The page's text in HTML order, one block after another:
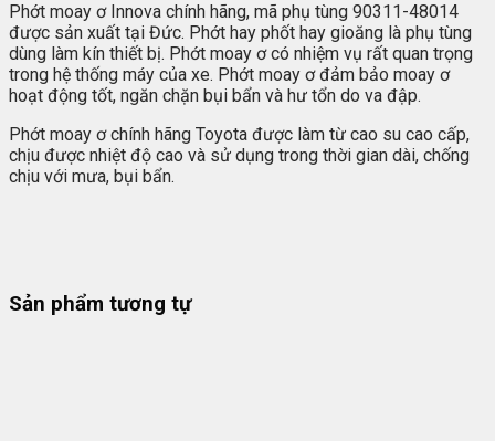
Phớt moay ơ Innova chính hãng, mã phụ tùng 90311-48014
được sản xuất tại Đức. Phớt hay phốt hay gioăng là phụ tùng
dùng làm kín thiết bị. Phớt moay ơ có nhiệm vụ rất quan trọng
trong hệ thống máy của xe. Phớt moay ơ đảm bảo moay ơ
hoạt động tốt, ngăn chặn bụi bẩn và hư tổn do va đập.
Phớt moay ơ chính hãng Toyota được làm từ cao su cao cấp,
chịu được nhiệt độ cao và sử dụng trong thời gian dài, chống
chịu với mưa, bụi bẩn.
Sản phẩm tương tự